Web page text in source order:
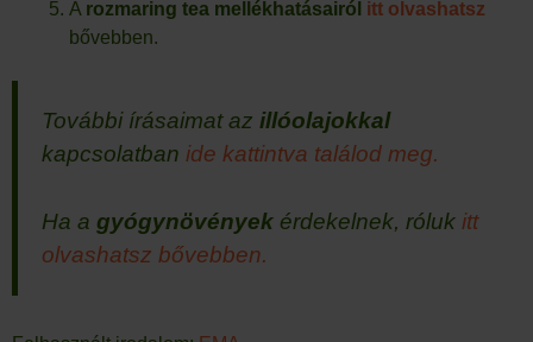
A rozmaring tea mellékhatásairól itt olvashatsz
bővebben.
További írásaimat az illóolajokkal
kapcsolatban ide kattintva találod meg.
Ha a gyógynövények érdekelnek, róluk itt
olvashatsz bővebben.